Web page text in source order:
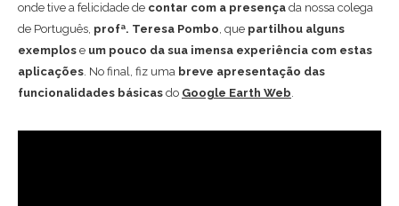
onde tive a felicidade de contar com a presença da nossa colega
de Português, profª. Teresa Pombo, que partilhou alguns
exemplos e um pouco da sua imensa experiência com estas
aplicações. No final, fiz uma breve apresentação das
funcionalidades básicas do Google Earth Web.